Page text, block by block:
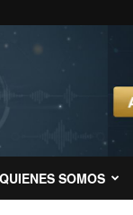
QUIENES SOMOS